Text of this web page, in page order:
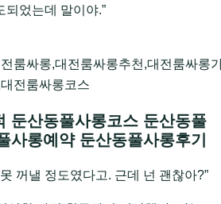
되었는데 말이야.”
룸싸롱,대전룸싸롱추천,대전룸싸롱
전룸싸롱코스
둔산동풀사롱코스 둔산동풀
사롱예약 둔산동풀사롱후기
꺼낼 정도였다고. 근데 넌 괜찮아?”